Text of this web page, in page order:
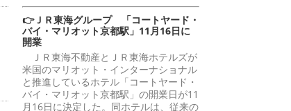
👉ＪＲ東海グループ 「コートヤード・
バイ・マリオット京都駅」11月16日に
開業
ＪＲ東海不動産とＪＲ東海ホテルズが
米国のマリオット・インターナショナル
と推進しているホテル「コートヤード・
バイ・マリオット京都駅」の開業日が11
月16日に決定した。同ホテルは、従来の